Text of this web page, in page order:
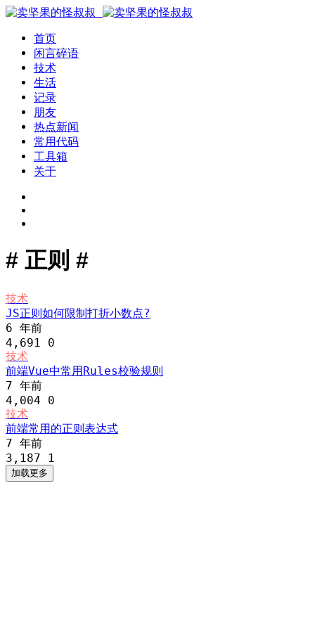
首页
闲言碎语
技术
生活
记录
朋友
热点新闻
常用代码
工具箱
关于
# 正则 #
技术
JS正则如何限制打折小数点?
6 年前
4,691 0
技术
前端Vue中常用Rules校验规则
7 年前
4,004 0
技术
前端常用的正则表达式
7 年前
3,187
1
加载更多